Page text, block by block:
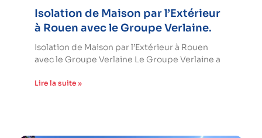
Isolation de Maison par l’Extérieur
à Rouen avec le Groupe Verlaine.
Isolation de Maison par l’Extérieur à Rouen
avec le Groupe Verlaine Le Groupe Verlaine a
Lire la suite »